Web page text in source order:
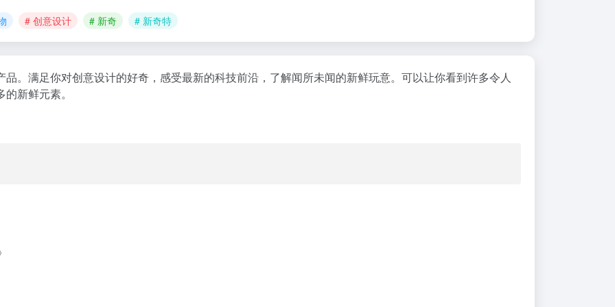
# 创意设计 # 新奇 # 新奇特
。满足你对创意设计的好奇，感受最新的科技前沿，了解闻所未闻的新鲜玩意。可以让你看到许多令人
新鲜元素。